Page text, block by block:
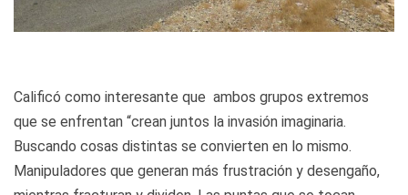
Calificó como interesante que ambos grupos extremos
que se enfrentan “crean juntos la invasión imaginaria.
Buscando cosas distintas se convierten en lo mismo.
Manipuladores que generan más frustración y desengaño,